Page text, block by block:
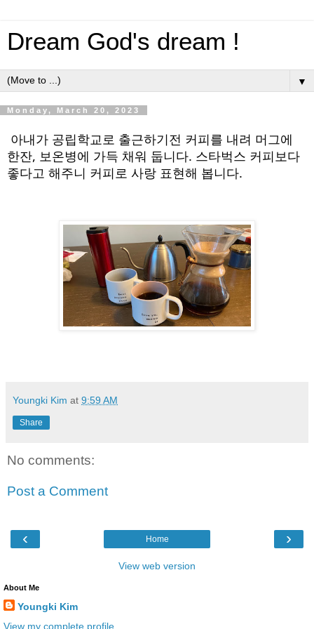
Dream God's dream !
▼
Monday, March 20, 2023
아내가 공립학교로 출근하기전 커피를 내려 머그에
한잔, 보온병에 가득 채워 둡니다. 스타벅스 커피보다
좋다고 해주니 커피로 사랑 표현해 봅니다.
Youngki Kim at 9:59 AM
Share
No comments:
Post a Comment
‹ ›
Home
View web version
About Me
Youngki Kim
View my complete profile